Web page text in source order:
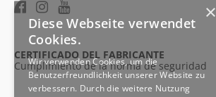
CERTIFICADO DEL FABRICANTE
Cumplimiento de la norma de seguridad
×
Diese Webseite verwendet
Cookies.
Wir verwenden Cookies, um die
Benutzerfreundlichkeit unserer Website zu
verbessern. Durch die weitere Nutzung